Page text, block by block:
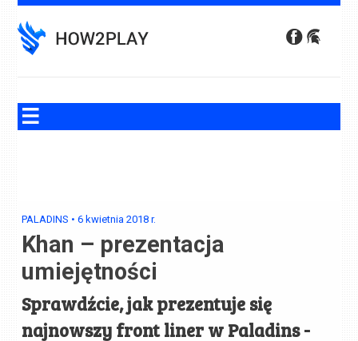
to
content
PALADINS •6 kwietnia 2018 r.
Khan – prezentacja
umiejętności
Sprawdźcie, jak prezentuje się
najnowszy front liner w Paladins -